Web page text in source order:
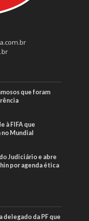
que foram
à FIFA que
Mundial
Judiciário e abre
por agenda ética
delegado da PF que